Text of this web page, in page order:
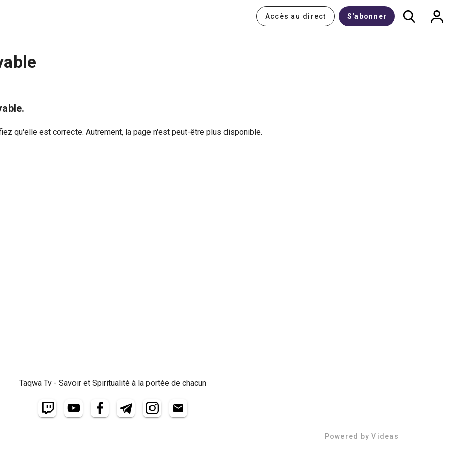
Accès au direct S'abonner
qu'elle est correcte. Autrement, la page n'est peut-être plus disponible.
Taqwa Tv - Savoir et Spiritualité à la portée de chacun
Powered by Videas